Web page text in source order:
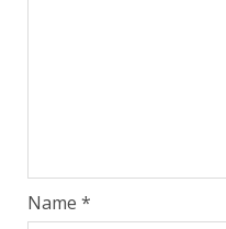
Name *